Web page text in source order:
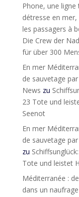
Phone, une
détresse en
les passagers à
Die Crew der
für über 300
En mer
de sauvetage
News zu
23 Tote und
Seenot
En mer
de sauvetage
zu
Tote und leistet
Méditerranée :
dans un